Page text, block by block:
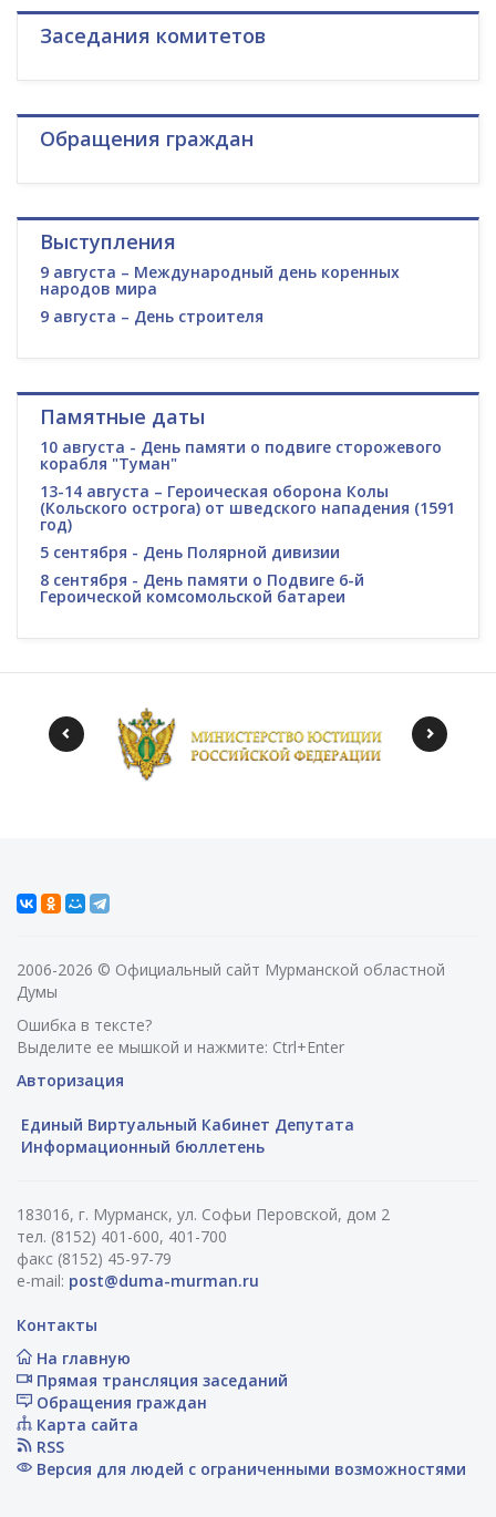
Заседания комитетов
Обращения граждан
Выступления
9 августа – Международный день коренных
народов мира
9 августа – День строителя
Памятные даты
10 августа - День памяти о подвиге сторожевого
корабля "Туман"
13-14 августа – Героическая оборона Колы
(Кольского острога) от шведского нападения (1591
год)
5 сентября - День Полярной дивизии
8 сентября - День памяти о Подвиге 6-й
Героической комсомольской батареи
2006-2026 © Официальный сайт Мурманской областной
Думы
Ошибка в тексте?
Выделите ее мышкой и нажмите: Ctrl+Enter
Авторизация
Единый Виртуальный Кабинет Депутата
Информационный бюллетень
183016, г. Мурманск, ул. Софьи Перовской, дом 2
тел. (8152) 401-600, 401-700
факс (8152) 45-97-79
e-mail: post@duma-murman.ru
Контакты
На главную
Прямая трансляция заседаний
Обращения граждан
Карта сайта
RSS
Версия для людей с ограниченными возможностями